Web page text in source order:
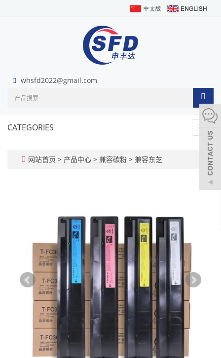
whsfd2022@gmail.com
CATEGORIES
网站首页 > 产品中心 > 兼容碳粉 > 兼容东芝